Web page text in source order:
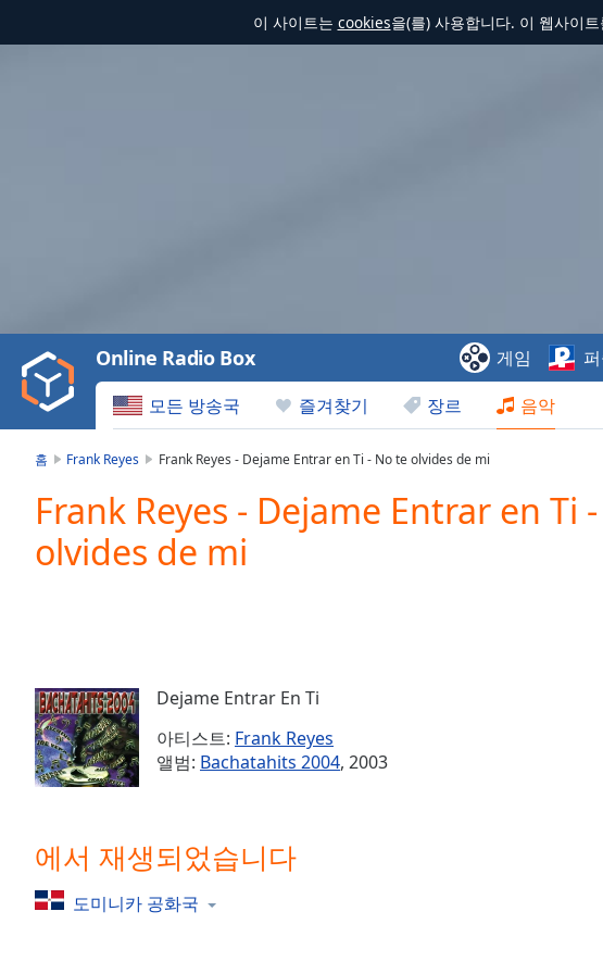
이 사이트는 cookies을(를) 사용합니다. 이 웹사이
Video
Play
Backward
Skip
Mute
Current
Time0:00
Duration -:-
TypeLIVE
Seek to
live,
currently
behind
LIVE
모든 방송국 즐겨찾기 장르 음악
Online Radio Box 게임
홈 Frank Reyes Frank Reyes - Dejame Entrar en Ti - No te olvides de mi
Frank Reyes - Dejame Entrar en Ti
olvides de mi
Dejame Entrar En Ti
아티스트: Frank Reyes
앨범: Bachatahits 2004, 2003
에서 재생되었습니다
도미니카 공화국